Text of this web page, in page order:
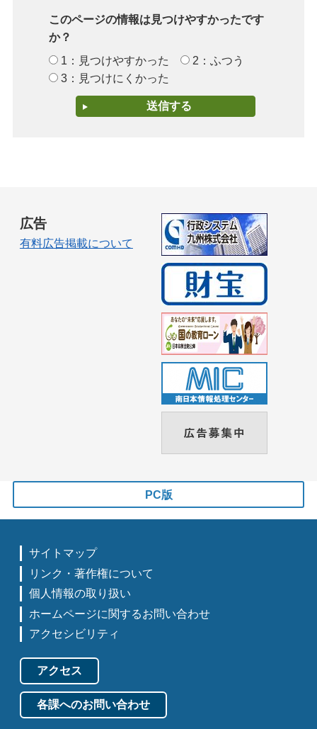
このページの情報は見つけやすかったです
か？
1：見つけやすかった
2：ふつう
3：見つけにくかった
広告
有料広告掲載について
PC版
サイトマップ
リンク・著作権について
個人情報の取り扱い
ホームページに関するお問い合わせ
アクセシビリティ
アクセス
各課へのお問い合わせ